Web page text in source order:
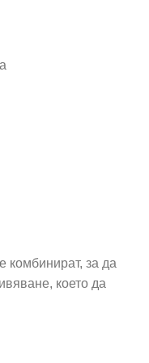
комбинират, за да
което да